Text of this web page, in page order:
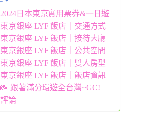
2024日本東京實用票券&一日遊
東京銀座 LYF 飯店｜交通方式
東京銀座 LYF 飯店｜接待大廳
東京銀座 LYF 飯店｜公共空間
東京銀座 LYF 飯店｜雙人房型
東京銀座 LYF 飯店｜飯店資訊
📸 跟著滿分環遊全台灣~GO!
評論